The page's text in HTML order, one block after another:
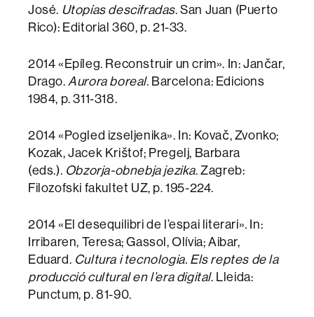
José. Utopías descifradas. San Juan (Puerto
Rico): Editorial 360, p. 21-33.
2014 «Epíleg. Reconstruir un crim». In: Jančar,
Drago.Aurora boreal. Barcelona: Edicions
1984, p. 311-318.
2014 «Pogled izseljenika». In: Kovač, Zvonko;
Kozak, Jacek Krištof; Pregelj, Barbara
(eds.). Obzorja-obnebja jezika. Zagreb:
Filozofski fakultet UZ, p. 195-224.
2014 «El desequilibri de l’espai literari». In:
Irribaren, Teresa; Gassol, Olívia; Aibar,
Eduard. Cultura i tecnologia. Els reptes de la
producció cultural en l’era digital. Lleida:
Punctum, p. 81-90.